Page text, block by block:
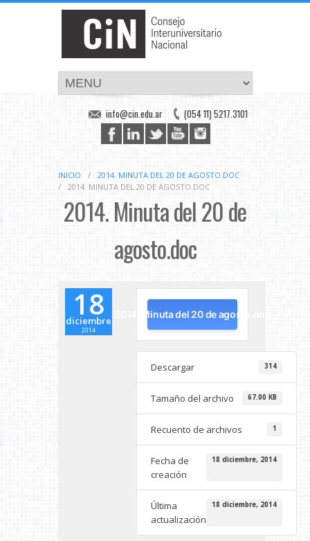
(054 11) 5217.3101
info@cin.edu.ar
INICIO /
2014. MINUTA DEL 20 DE AGOSTO.DOC
/
2014. MINUTA DEL 20 DE AGOSTO.DOC
2014. Minuta del 20 de
agosto.doc
18
diciembre
2014
2014. Minuta del 20 de agosto.doc
Descargar 314
Tamaño del archivo 67.00 KB
Recuento de archivos 1
Fecha de
creación
18 diciembre, 2014
Última
actualización
18 diciembre, 2014